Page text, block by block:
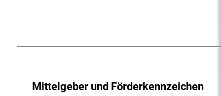
Mittelgeber und Förderkennzeichen